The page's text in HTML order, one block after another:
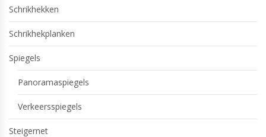
Schrikhekken
Schrikhekplanken
Spiegels
Panoramaspiegels
Verkeersspiegels
Steigernet